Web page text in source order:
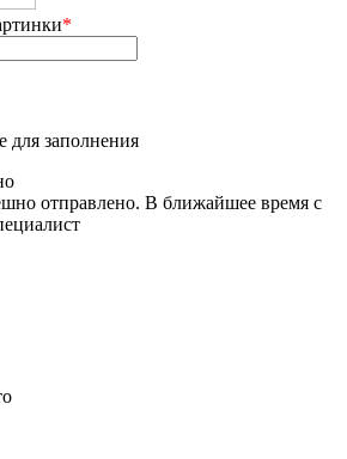
*
для заполнения
отправлено. В ближайшее время с